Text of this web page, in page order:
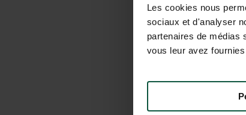
Les cookies nous
sociaux et d'analyser
partenaires de médias
vous leur avez